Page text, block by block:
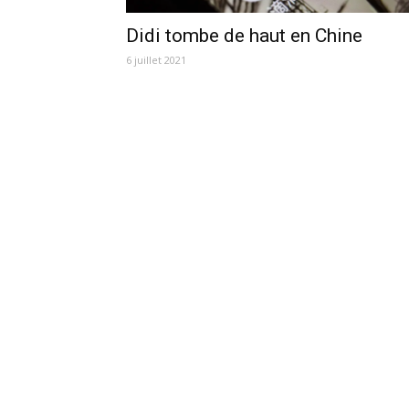
Didi tombe de haut en Chine
6 juillet 2021